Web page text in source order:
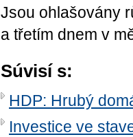
Jsou ohlašovány
a třetím dnem v
Súvisí s:
HDP: Hrubý
Investice ve